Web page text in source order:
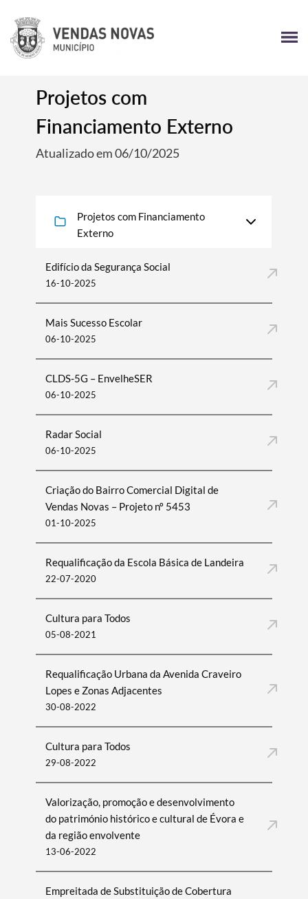
Projetos com
Financiamento Externo
Atualizado em 06/10/2025
Projetos com Financiamento
Externo
Edifício da Segurança Social
16-10-2025
Mais Sucesso Escolar
06-10-2025
CLDS-5G – EnvelheSER
06-10-2025
Radar Social
06-10-2025
Criação do Bairro Comercial Digital de
Vendas Novas – Projeto nº 5453
01-10-2025
Requalificação da Escola Básica de Landeira
22-07-2020
Cultura para Todos
05-08-2021
Requalificação Urbana da Avenida Craveiro
Lopes e Zonas Adjacentes
30-08-2022
Cultura para Todos
29-08-2022
Valorização, promoção e desenvolvimento
do património histórico e cultural de Évora e
da região envolvente
13-06-2022
Empreitada de Substituição de Cobertura